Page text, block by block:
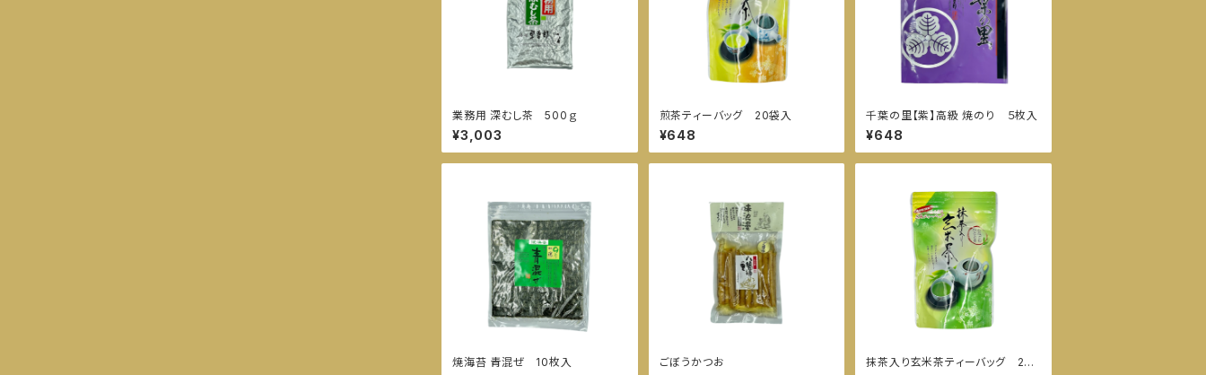
業務用 深むし茶 500ｇ
¥3,003
煎茶ティーバッグ 20袋入
¥648
千葉の里【紫】高級 焼のり ５枚入
¥648
焼海苔 青混ぜ 10枚入 ごぼうかつお
抹茶入り玄米茶ティーバッグ 20